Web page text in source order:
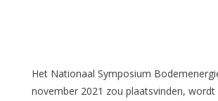
Het Nationaal Symposium
november 2021 zou plaatsvinden,